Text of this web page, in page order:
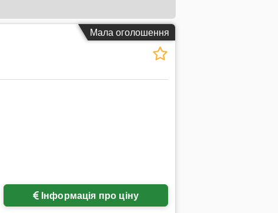
Мала оголошення
Інформація про ціну